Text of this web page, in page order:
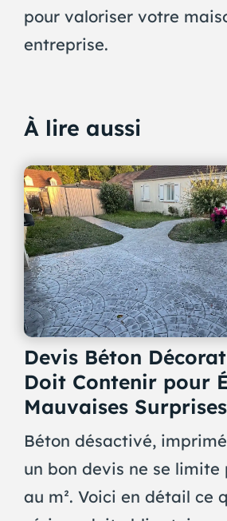
pour valoriser votre
entreprise.
À lire aussi
Devis Béton
Doit Contenir pour
Mauvaises Surprises
Béton désactivé,
un bon devis ne se limite
au m². Voici en détail ce